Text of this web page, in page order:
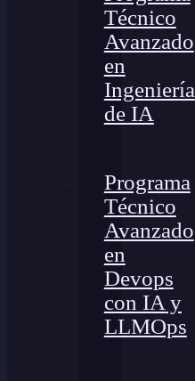
Técnico
Avanzado
en
Ingeniería
de IA
Programa
Técnico
Avanzado
en
Devops
con IA y
LLMOps